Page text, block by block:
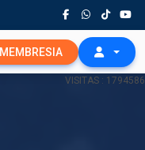
MEMBRESIA
VISITAS : 1794586